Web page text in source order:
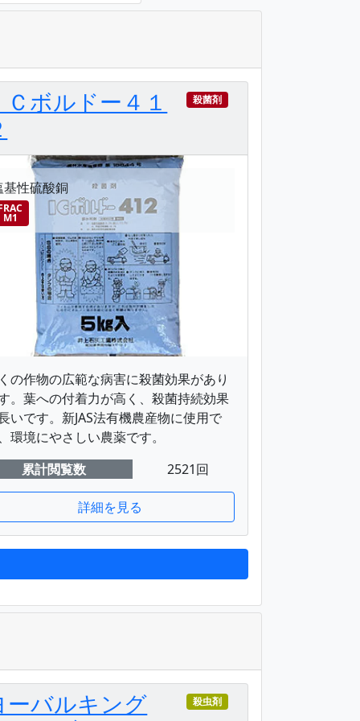
Ｃボルドー４１
殺菌剤
基性硫酸銅
M1
の作物の広範な病害に殺菌効果があり
。葉への付着力が高く、殺菌持続効果
いです。新JAS法有機農産物に使用で
環境にやさしい農薬です。
累計閲覧数
2521回
詳細を見る
ーバルキング
殺虫剤